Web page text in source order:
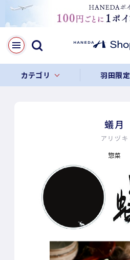
カテゴリ 羽田限定
蟻月
アリヅキ
惣菜